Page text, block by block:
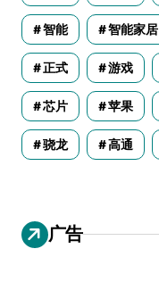
智能 智能家居
正式 游戏
芯片 苹果
骁龙 高通
广告